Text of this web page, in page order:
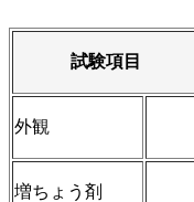
試験項目
外観
増ちょう剤